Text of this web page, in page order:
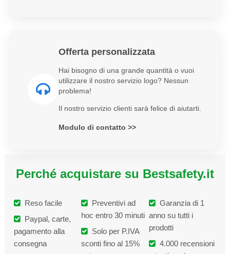
Offerta personalizzata
Hai bisogno di una grande quantità o vuoi
utilizzare il nostro servizio logo? Nessun
problema!
Il nostro servizio clienti sarà felice di aiutarti.
Modulo di contatto >>
Perché acquistare su Bestsafety.it
Reso facile
Paypal, carte,
pagamento alla
consegna
Preventivi ad
hoc entro 30 minuti
Solo per P.IVA
sconti fino al 15%
Garanzia di 1
anno su tutti i
prodotti
4.000 recensioni